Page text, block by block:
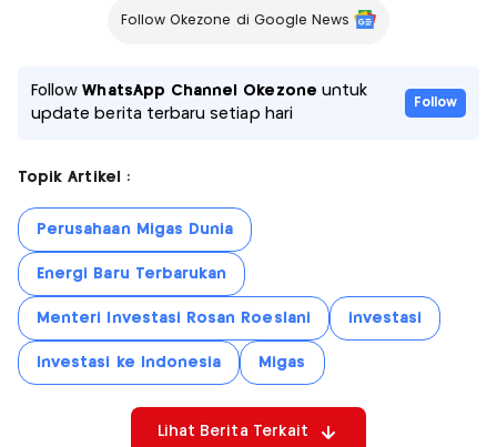
Follow Okezone di Google News
FollowWhatsApp Channel Okezone untuk
update berita terbaru setiap hari
Follow
Topik Artikel :
Perusahaan Migas Dunia
Energi Baru Terbarukan
Menteri Investasi Rosan Roeslani investasi
Investasi ke Indonesia Migas
Lihat Berita Terkait